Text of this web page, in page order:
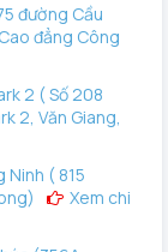
đường Cầu
đẳng Công
2 ( Số 208
2, Văn Giang,
Ninh ( 815
Xem chi